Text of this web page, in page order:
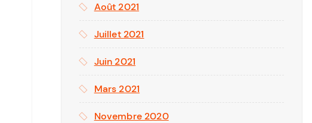
Août 2021
Juillet 2021
Juin 2021
Mars 2021
Novembre 2020